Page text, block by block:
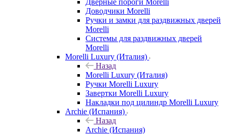
Дверные пороги Morelli
Доводчики Morelli
Ручки и замки для раздвижных дверей
Morelli
Системы для раздвижных дверей
Morelli
Morelli Luxury (Италия)
Назад
Morelli Luxury (Италия)
Ручки Morelli Luxury
Завертки Morelli Luxury
Накладки под цилиндр Morelli Luxury
Archie (Испания)
Назад
Archie (Испания)